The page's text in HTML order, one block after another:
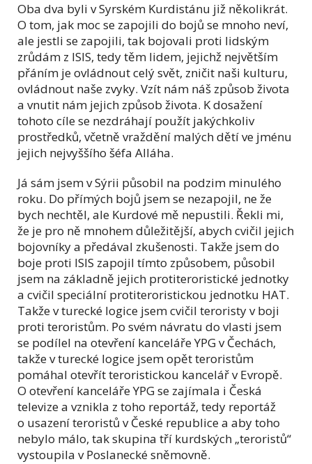
Oba dva byli v Syrském Kurdistánu již několikrát.
O tom, jak moc se zapojili do bojů se mnoho neví,
ale jestli se zapojili, tak bojovali proti lidským
zrůdám z ISIS, tedy těm lidem, jejichž největším
přáním je ovládnout celý svět, zničit naši kulturu,
ovládnout naše zvyky. Vzít nám náš způsob života
a vnutit nám jejich způsob života. K dosažení
tohoto cíle se nezdráhají použít jakýchkoliv
prostředků, včetně vraždění malých dětí ve jménu
jejich nejvyššího šéfa Alláha.
Já sám jsem v Sýrii působil na podzim minulého
roku. Do přímých bojů jsem se nezapojil, ne že
bych nechtěl, ale Kurdové mě nepustili. Řekli mi,
že je pro ně mnohem důležitější, abych cvičil jejich
bojovníky a předával zkušenosti. Takže jsem do
boje proti ISIS zapojil tímto způsobem, působil
jsem na základně jejich protiteroristické jednotky
a cvičil speciální protiteroristickou jednotku HAT.
Takže v turecké logice jsem cvičil teroristy v boji
proti teroristům. Po svém návratu do vlasti jsem
se podílel na otevření kanceláře YPG v Čechách,
takže v turecké logice jsem opět teroristům
pomáhal otevřít teroristickou kancelář v Evropě.
O otevření kanceláře YPG se zajímala i Česká
televize a vznikla z toho reportáž, tedy reportáž
o usazení teroristů v České republice a aby toho
nebylo málo, tak skupina tří kurdských „teroristů“
vystoupila v Poslanecké sněmovně.